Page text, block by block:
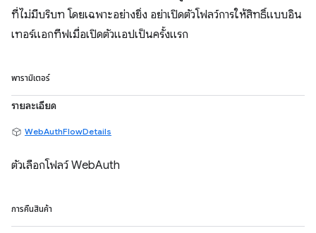
ที่ไม่มีบริบท โดยเฉพาะอย่างยิ่ง อย่าเปิดตัวโฟลว์การให้สิทธิ์แบบอิน
เทอร์แอกทีฟเมื่อเปิดตัวแอปเป็นครั้งแรก
พารามิเตอร์
รายละเอียด
WebAuthFlowDetails
ตัวเลือกโฟลว์ WebAuth
การคืนสินค้า